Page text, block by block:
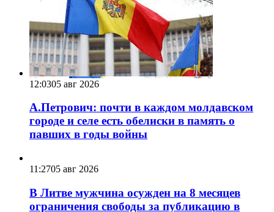
12:0305 авг 2026
А.Петрович: почти в каждом молдавском
городе и селе есть обелиски в память о
павших в годы войны
11:2705 авг 2026
В Литве мужчина осужден на 8 месяцев
ограничения свободы за публикацию в